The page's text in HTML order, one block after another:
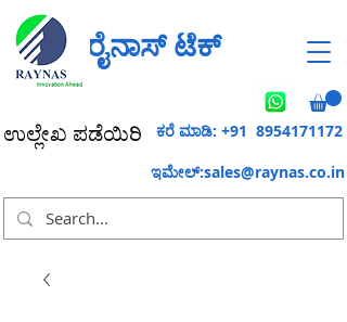
ಉಲ್ಲೇಖ ಪಡೆಯಿರಿ
ರೈನಾಸ್ ಟೆಕ್
ಕರೆ ಮಾಡಿ: +91 8954171172
ಇಮೇಲ್:sales@raynas.co.in